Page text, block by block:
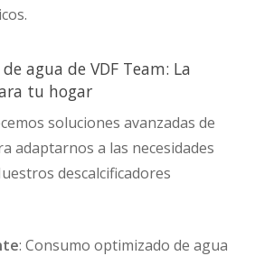
agua de VDF Team: La
tu hogar
soluciones avanzadas de
adaptarnos a las necesidades
descalcificadores
: Consumo optimizado de agua